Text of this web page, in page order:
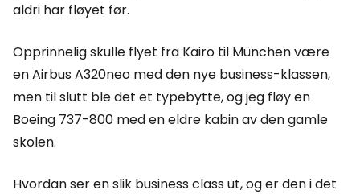
aldri har fløyet før.
Opprinnelig skulle flyet fra Kairo til München være
en Airbus A320neo med den nye business-klassen,
men til slutt ble det et typebytte, og jeg fløy en
Boeing 737-800 med en eldre kabin av den gamle
skolen.
Hvordan ser en slik business class ut, og er den i det